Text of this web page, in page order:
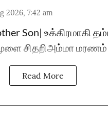
2026, 7:42 am
Son| உக்கிரமாகி
சிதறிஅம்மா மரணம்
Read More